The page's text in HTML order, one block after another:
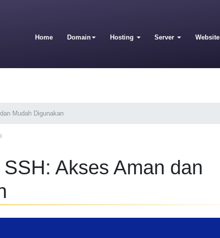
Home Domain Hosting Server Website
Mudah Digunakan
Akses Aman dan